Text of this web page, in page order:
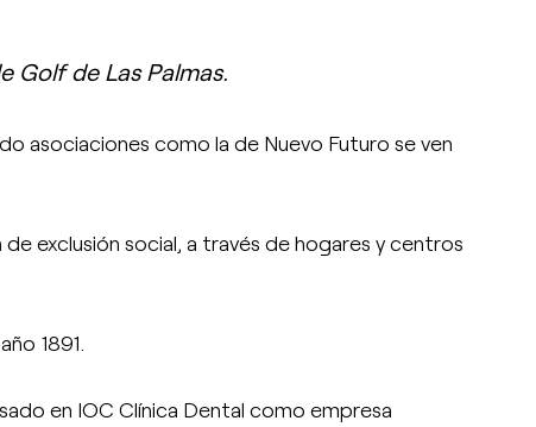
Golf de Las Palmas.
asociaciones como la de Nuevo Futuro se ven
de exclusión social, a través de hogares y centros
1891.
en IOC Clínica Dental como empresa